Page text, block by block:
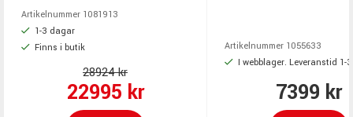
cymbal from Zildjian Family's
Private Vault - Only 4pc in
Scandinavia
Artikelnummer 1081913
1-3 dagar
Finns i butik
28924 kr
22995 kr
Artikelnummer 1055633
I webblager. Leveranstid 1-
7399 kr